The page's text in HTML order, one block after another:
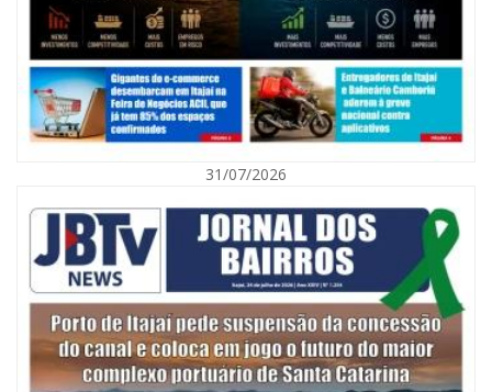
Defesa Civil de Itajaí alerta para chuva, ventos fortes e queda de
temperatura
ITAJAÍ
31/07/2026